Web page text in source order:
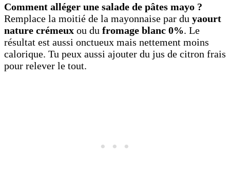
Comment alléger une salade de pâtes mayo ?
Remplace la moitié de la mayonnaise par du yaourt
nature crémeux ou du fromage blanc 0%. Le
résultat est aussi onctueux mais nettement moins
calorique. Tu peux aussi ajouter du jus de citron frais
pour relever le tout.